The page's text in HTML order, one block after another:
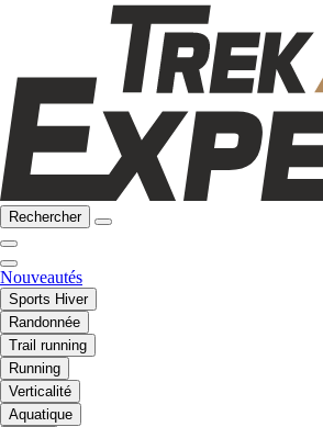
Rechercher
Nouveautés
Sports Hiver
Randonnée
Trail running
Running
Verticalité
Aquatique